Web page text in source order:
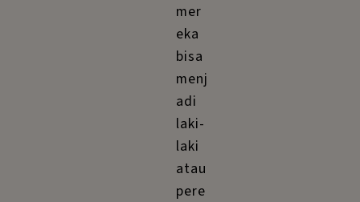
mer
eka
bisa
menj
adi
laki-
laki
atau
pere